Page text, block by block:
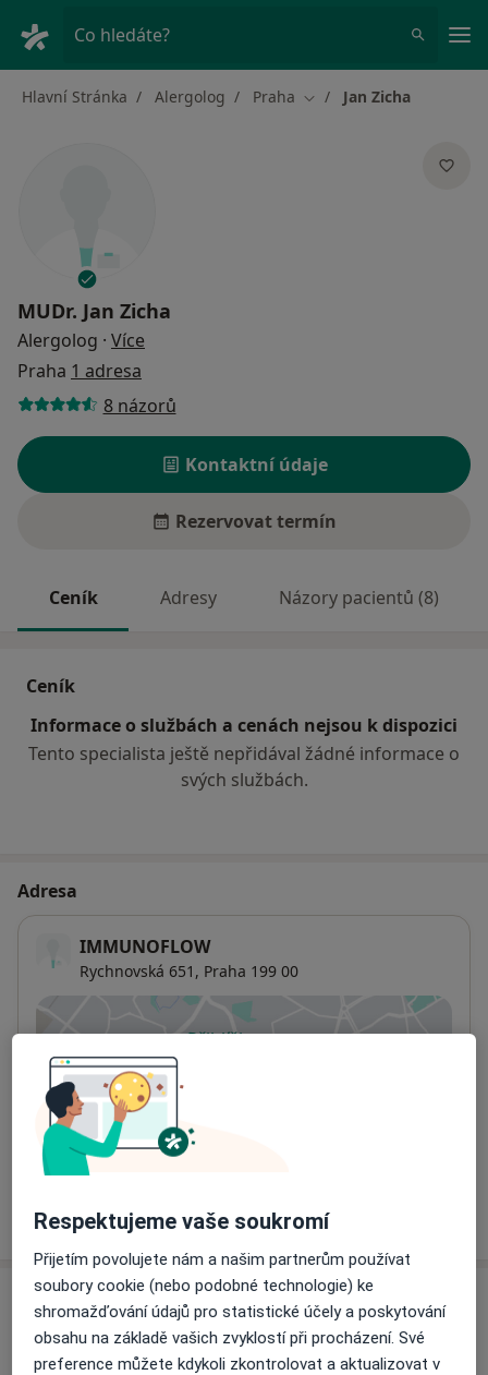
Co hledáte?
Hlavní Stránka Alergolog Praha Změna města
Jan Zicha
MUDr. Jan Zicha
Alergolog · Více
Praha 1 adresa
8 názorů
Kontaktní údaje
Rezervovat termín
Ceník Adresy Názory pacientů (8)
Ceník
Informace o službách a cenách nejsou k dispozici
Tento specialista ještě nepřidával žádné informace o
svých službách.
Adresa
IMMUNOFLOW
Rychnovská 651, Praha 199 00
Přiblížit mapu
Dostupnost
Na této adrese online kalendář není aktivní
Co mám v takové situaci udělat?
Víceo adrese
Názory
Přidejte svůj názor
Respektujeme vaše soukromí
Přijetím povolujete nám a našim partnerům používat
soubory cookie (nebo podobné technologie) ke
shromažďování údajů pro statistické účely a poskytování
obsahu na základě vašich zvyklostí při procházení. Své
preference můžete kdykoli zkontrolovat a aktualizovat v